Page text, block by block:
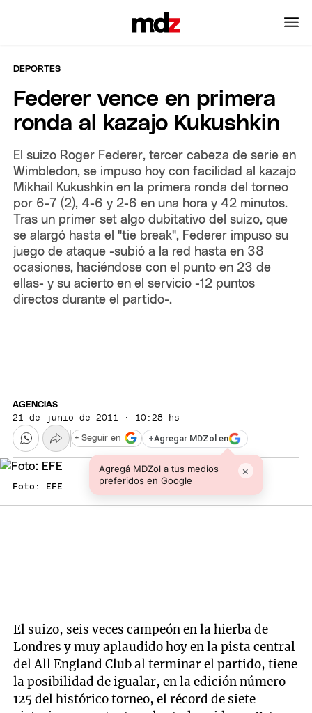
DEPORTES
Federer vence en primera
ronda al kazajo Kukushkin
El suizo Roger Federer, tercer cabeza de serie en
Wimbledon, se impuso hoy con facilidad al kazajo
Mikhail Kukushkin en la primera ronda del torneo
por 6-7 (2), 4-6 y 2-6 en una hora y 42 minutos.
Tras un primer set algo dubitativo del suizo, que
se alargó hasta el "tie break", Federer impuso su
juego de ataque -subió a la red hasta en 38
ocasiones, haciéndose con el punto en 23 de
ellas- y su acierto en el servicio -12 puntos
directos durante el partido-.
AGENCIAS
21 de junio de 2011 · 10:28 hs
+Agregar MDZol en
Agregá MDZol a tus medios
preferidos en Google
×
+ Seguir en
Foto: EFE
El suizo, seis veces campeón en la hierba de
Londres y muy aplaudido hoy en la pista central
del All England Club al terminar el partido, tiene
la posibilidad de igualar, en la edición número
125 del histórico torneo, el récord de siete